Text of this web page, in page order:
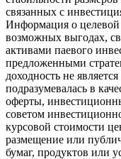
связанных с
Информация о целевой
возможных выгодах,
активами паевого
предложенными
доходность не
подразумевалась в
оферты,
советом
курсовой стоимости
размещение или
бумаг, продуктов или